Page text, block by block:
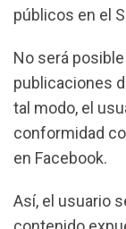
públicos en el
No será
publicaciones
tal modo, el
conformidad
en Facebook.
Así, el usuario